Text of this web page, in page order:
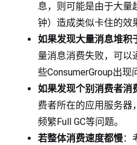
息，则可能是由于大量
钟）造成类似卡住的效
如果发现大量消息堆积
量消息消费失败，可以
些ConsumerGroup出现
如果发现个别消费者消
费者所在的应用服务器
频繁Full GC等问题。
若整体消费速度都慢：